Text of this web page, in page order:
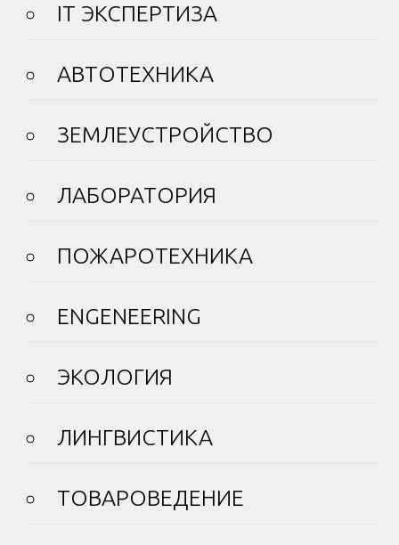
IT ЭКСПЕРТИЗА
АВТОТЕХНИКА
ЗЕМЛЕУСТРОЙСТВО
ЛАБОРАТОРИЯ
ПОЖАРОТЕХНИКА
ENGENEERING
ЭКОЛОГИЯ
ЛИНГВИСТИКА
ТОВАРОВЕДЕНИЕ